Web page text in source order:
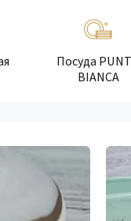
Посуда
BIANCA